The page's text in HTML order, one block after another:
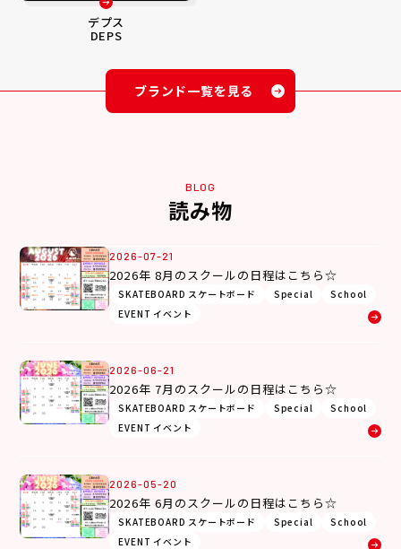
デプス
DEPS
ブランド一覧を見る
BLOG
読み物
2026-07-21
2026年 8月のスクールの日程はこちら☆
SKATEBOARD スケートボード Special
School
EVENT イベント
2026-06-21
2026年 7月のスクールの日程はこちら☆
SKATEBOARD スケートボード Special
School
EVENT イベント
2026-05-20
2026年 6月のスクールの日程はこちら☆
SKATEBOARD スケートボード Special
School
EVENT イベント